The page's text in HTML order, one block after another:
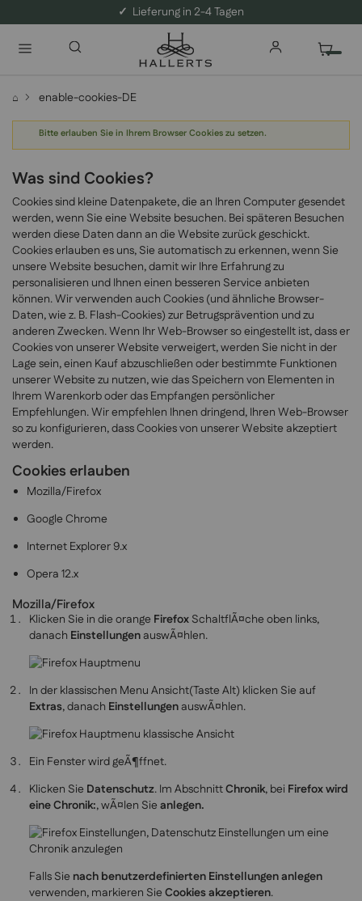
✓ Lieferung in 2-4 Tagen
⌂ enable-cookies-DE
Bitte erlauben Sie in Ihrem Browser Cookies zu setzen.
Was sind Cookies?
Cookies sind kleine Datenpakete, die an Ihren Computer gesendet
werden, wenn Sie eine Website besuchen. Bei späteren Besuchen
werden diese Daten dann an die Website zurück geschickt.
Cookies erlauben es uns, Sie automatisch zu erkennen, wenn Sie
unsere Website besuchen, damit wir Ihre Erfahrung zu
personalisieren und Ihnen einen besseren Service anbieten
können. Wir verwenden auch Cookies (und ähnliche Browser-
Daten, wie z. B. Flash-Cookies) zur Betrugsprävention und zu
anderen Zwecken. Wenn Ihr Web-Browser so eingestellt ist, dass er
Cookies von unserer Website verweigert, werden Sie nicht in der
Lage sein, einen Kauf abzuschließen oder bestimmte Funktionen
unserer Website zu nutzen, wie das Speichern von Elementen in
Ihrem Warenkorb oder das Empfangen persönlicher
Empfehlungen. Wir empfehlen Ihnen dringend, Ihren Web-Browser
so zu konfigurieren, dass Cookies von unserer Website akzeptiert
werden.
Cookies erlauben
Mozilla/Firefox
Google Chrome
Internet Explorer 9.x
Opera 12.x
Mozilla/Firefox
Klicken Sie in die orange FirefoxSchaltflÃ¤che oben links,
danach EinstellungenauswÃ¤hlen.
In der klassischen Menu Ansicht(Taste Alt) klicken Sie auf
Extras, danach EinstellungenauswÃ¤hlen.
Ein Fenster wird geÃ¶ffnet.
Klicken Sie Datenschutz. Im AbschnittChronik, bei Firefox wird
eine Chronik:, wÃ¤len Sie anlegen.
Falls Sie nach benutzerdefinierten Einstellungen anlegen
verwenden, markieren Sie Cookies akzeptieren.